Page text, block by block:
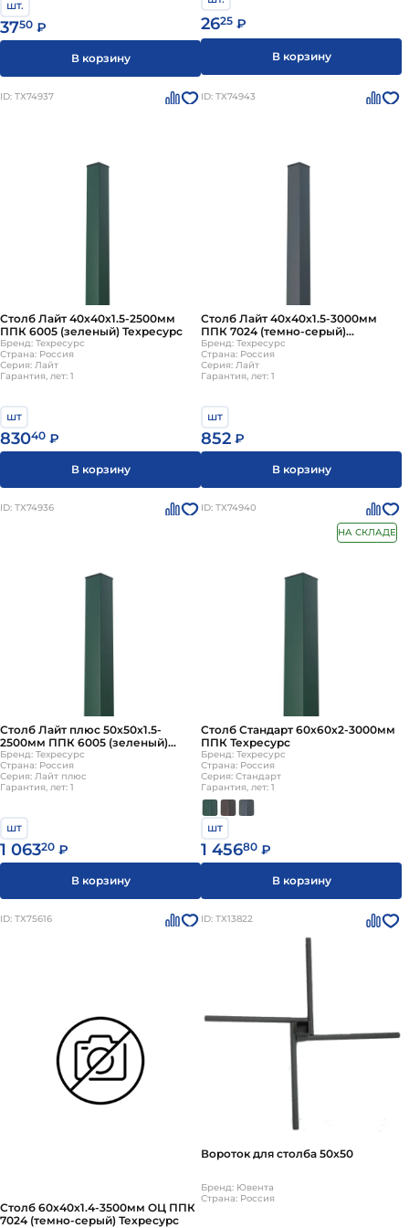
Наличие защитного покрытия. При эксплуатации в
условиях высокой влажности металл становится
уязвимым к коррозии. Поэтому его в процессе
производства покрывают цинком или другими
покрытиями, чтобы предотвратить появление
шт.
3750 ₽
В корзину
2625 ₽
В корзину
ID: ТХ74937
Столб Лайт 40х40х1.5-2500мм
ППК 6005 (зеленый) Техресурс
Бренд: Техресурс
Страна: Россия
Серия: Лайт
Гарантия, лет: 1
шт
83040 ₽
В корзину
ID: ТХ74943
Столб Лайт 40х40х1.5-3000мм
ППК 7024 (темно-серый)
Техресурс
Бренд: Техресурс
Страна: Россия
Серия: Лайт
Гарантия, лет: 1
шт
852 ₽
В корзину
ID: ТХ74936
Столб Лайт плюс 50х50х1.5-
2500мм ППК 6005 (зеленый)
Техресурс
Бренд: Техресурс
Страна: Россия
Серия: Лайт плюс
Гарантия, лет: 1
шт
1 06320 ₽
В корзину
ID: ТХ74940
НА СКЛАДЕ
Столб Стандарт 60х60х2-3000мм
ППК Техресурс
Бренд: Техресурс
Страна: Россия
Серия: Стандарт
Гарантия, лет: 1
шт
1 45680 ₽
В корзину
ID: ТХ75616
Столб 60х40х1.4-3500мм ОЦ ППК
7024 (темно-серый) Техресурс
ID: ТХ13822
Вороток для столба 50х50
Бренд: Ювента
Страна: Россия